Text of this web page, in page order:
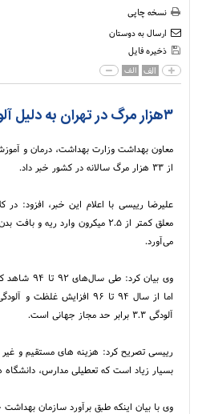
نسخه چاپی
ارسال به دوستان
ذخیره فایل
الف الف
۳هزار مرگ در تهران به دلیل آلودگی هوا در سال گذشته
معاون بهداشت وزارت بهداشت، درمان و
از ۳۳ هزار مرگ سالانه در کشور خبر داد.
علیرضا رییسی با اعلام این خبر، افزود: در
معلق کمتر از ۲.۵ میکرون وارد
می‌آورد.
وی بیان کرد:
اما از سال ۹۴ تا ۹۶ افزایش
آلودگی ۳.۳ برابر حد مجاز جهانی است.
رییسی تصریح کرد: هزینه های مستقیم و غیر
بسیار زیاد است که تعطیلی مدارس،